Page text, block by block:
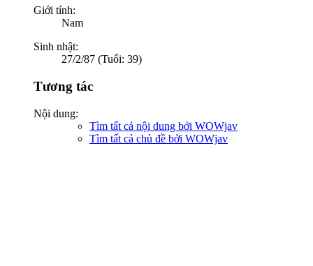
Giới tính:
Nam
Sinh nhật:
27/2/87 (Tuổi: 39)
Tương tác
Nội dung:
Tìm tất cả nội dung bởi WOWjav
Tìm tất cả chủ đề bởi WOWjav